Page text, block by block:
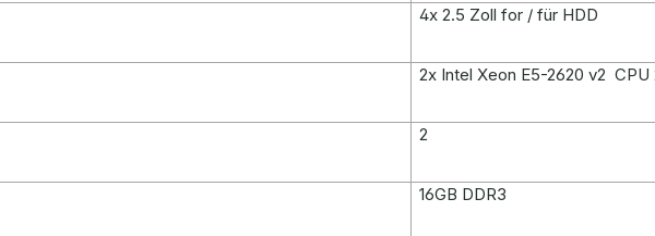
4x 2.5 Zoll for / für HDD
2x Intel Xeon E5-2620 v2 CPU
2
16GB DDR3